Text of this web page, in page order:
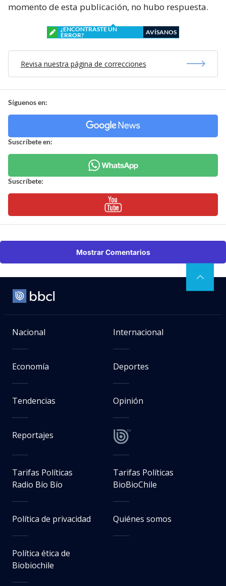
momento de esta publicación, no hubo respuesta.
¿ENCONTRASTE UN
ERROR?
AVÍSANOS
Revisa nuestra página de correcciones
Síguenos en:
Suscríbete en:
Suscríbete:
Mostrar Comentarios
Nacional Internacional
Economía Deportes
Tendencias Opinión
Reportajes
Tarifas Políticas
Radio Bío Bío
Tarifas Políticas
BioBioChile
Política de privacidad Quiénes somos
Política ética de
Biobiochile